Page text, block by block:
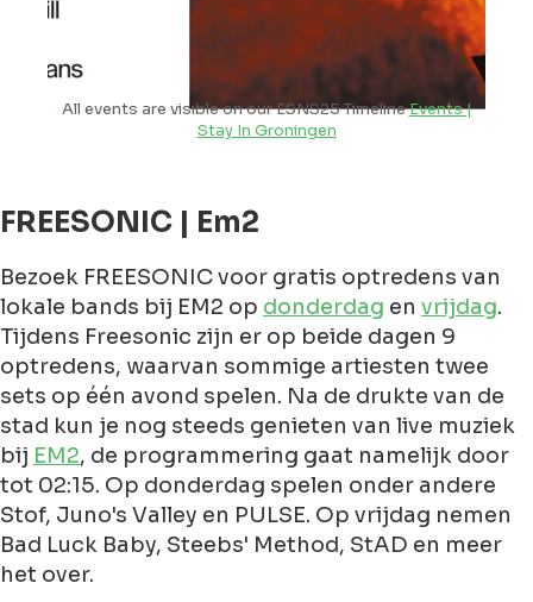
All events are visible on our ESNS25 TimelineEvents |
Stay In Groningen
FREESONIC | Em2
Bezoek FREESONIC voor gratis optredens van
lokale bands bij EM2 op donderdag en vrijdag.
Tijdens Freesonic zijn er op beide dagen 9
optredens, waarvan sommige artiesten twee
sets op één avond spelen. Na de drukte van de
stad kun je nog steeds genieten van live muziek
bij EM2, de programmering gaat namelijk door
tot 02:15. Op donderdag spelen onder andere
Stof, Juno's Valley en PULSE. Op vrijdag nemen
Bad Luck Baby, Steebs' Method, StAD en meer
het over.